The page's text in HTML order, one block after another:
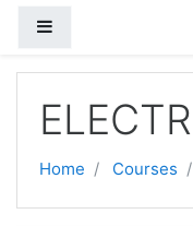
Home Courses